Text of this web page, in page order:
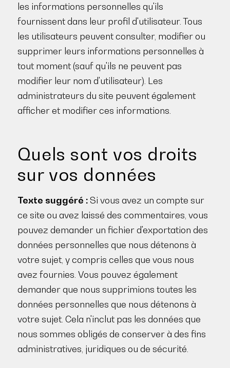
les informations personnelles qu'ils
fournissent dans leur profil d'utilisateur. Tous
les utilisateurs peuvent consulter, modifier ou
supprimer leurs informations personnelles à
tout moment (sauf qu'ils ne peuvent pas
modifier leur nom d'utilisateur). Les
administrateurs du site peuvent également
afficher et modifier ces informations.
Quels sont vos droits
sur vos données
Texte suggéré :Si vous avez un compte sur
ce site ou avez laissé des commentaires, vous
pouvez demander un fichier d'exportation des
données personnelles que nous détenons à
votre sujet, y compris celles que vous nous
avez fournies. Vous pouvez également
demander que nous supprimions toutes les
données personnelles que nous détenons à
votre sujet. Cela n'inclut pas les données que
nous sommes obligés de conserver à des fins
administratives, juridiques ou de sécurité.